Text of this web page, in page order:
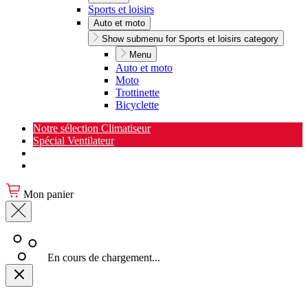
Sports et loisirs
Auto et moto
Show submenu for Sports et loisirs category
Menu
Auto et moto
Moto
Trottinette
Bicyclette
Notre sélection Climatiseur
Spécial Ventilateur
Mon panier
En cours de chargement...